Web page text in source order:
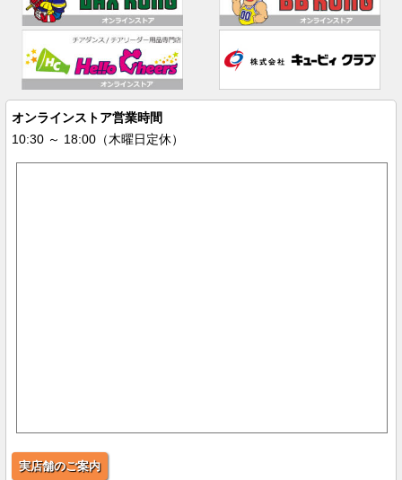
オンラインストア営業時間
10:30 ～ 18:00（木曜日定休）
実店舗のご案内